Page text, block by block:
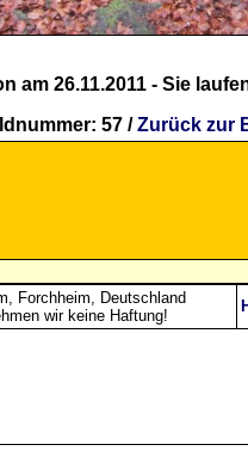
am 26.11.2011 - Sie
57 /Zurück zur
Forchheim, Deutschland
wir keine Haftung!